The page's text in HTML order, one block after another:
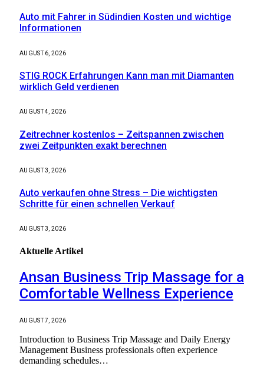
Auto mit Fahrer in Südindien Kosten und wichtige
Informationen
AUGUST 6, 2026
STIG ROCK Erfahrungen Kann man mit Diamanten
wirklich Geld verdienen
AUGUST 4, 2026
Zeitrechner kostenlos – Zeitspannen zwischen
zwei Zeitpunkten exakt berechnen
AUGUST 3, 2026
Auto verkaufen ohne Stress – Die wichtigsten
Schritte für einen schnellen Verkauf
AUGUST 3, 2026
Aktuelle Artikel
Ansan Business Trip Massage for a
Comfortable Wellness Experience
AUGUST 7, 2026
Introduction to Business Trip Massage and Daily Energy
Management Business professionals often experience
demanding schedules…